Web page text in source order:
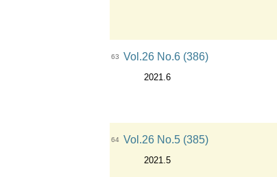
63 Vol.26 No.6 (386)
2021.6
64 Vol.26 No.5 (385)
2021.5